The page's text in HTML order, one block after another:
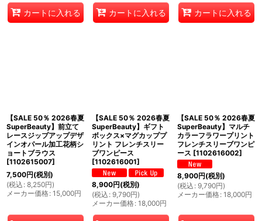
カートに入れる カートに入れる カートに入れる
【SALE 50％ 2026春夏
SuperBeauty】前立て
レースジップアップデザ
インオパール加工花柄シ
ョートブラウス
[1102615007]
7,500円(税別)
(税込 : 8,250円)
メーカー価格: 15,000円
【SALE 50％ 2026春夏
SuperBeauty】ギフト
ボックス×マグカッププ
リント フレンチスリー
ブワンピース
[1102616001]
8,900円(税別)
(税込 : 9,790円)
メーカー価格: 18,000円
【SALE 50％ 2026春夏
SuperBeauty】マルチ
カラーフラワープリント
フレンチスリーブワンピ
ース [1102616002]
8,900円(税別)
(税込 : 9,790円)
メーカー価格: 18,000円